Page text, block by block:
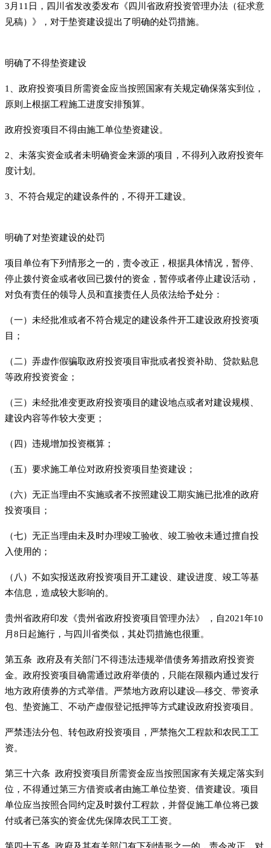
3月11日，四川省发改委发布《四川省政府投资管理办法（征求意
见稿）》，对于垫资建设提出了明确的处罚措施。
明确了不得垫资建设
1、政府投资项目所需资金应当按照国家有关规定确保落实到位，
原则上根据工程施工进度安排预算。
政府投资项目不得由施工单位垫资建设。
2、未落实资金或者未明确资金来源的项目，不得列入政府投资年
度计划。
3、不符合规定的建设条件的，不得开工建设。
明确了对垫资建设的处罚
项目单位有下列情形之一的，责令改正，根据具体情况，暂停、
停止拨付资金或者收回已拨付的资金，暂停或者停止建设活动，
对负有责任的领导人员和直接责任人员依法给予处分：
（一）未经批准或者不符合规定的建设条件开工建设政府投资项
目；
（二）弄虚作假骗取政府投资项目审批或者投资补助、贷款贴息
等政府投资资金；
（三）未经批准变更政府投资项目的建设地点或者对建设规模、
建设内容等作较大变更；
（四）违规增加投资概算；
（五）要求施工单位对政府投资项目垫资建设；
（六）无正当理由不实施或者不按照建设工期实施已批准的政府
投资项目；
（七）无正当理由未及时办理竣工验收、竣工验收未通过擅自投
入使用的；
（八）不如实报送政府投资项目开工建设、建设进度、竣工等基
本信息，造成较大影响的。
贵州省政府印发《贵州省政府投资项目管理办法》 ，自2021年10
月8日起施行，与四川省类似，其处罚措施也很重。
第五条 政府及有关部门不得违法违规举借债务筹措政府投资资
金。政府投资项目确需通过政府举债的，只能在限额内通过发行
地方政府债券的方式举借。严禁地方政府以建设—移交、带资承
包、垫资施工、不动产虚假登记抵押等方式建设政府投资项目。
严禁违法分包、转包政府投资项目，严禁拖欠工程款和农民工工
资。
第三十六条 政府投资项目所需资金应当按照国家有关规定落实到
位，不得通过第三方借资或者由施工单位垫资、借资建设。项目
单位应当按照合同约定及时拨付工程款，并督促施工单位将已拨
付或者已落实的资金优先保障农民工工资。